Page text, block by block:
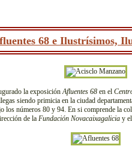
68 e Ilustrísimos,
la exposiciónAfluentes 68 en el
siendo primicia en la ciudad
los números 80 y 94. En si comprende la
de la Fundación Novacaixagalicia y el